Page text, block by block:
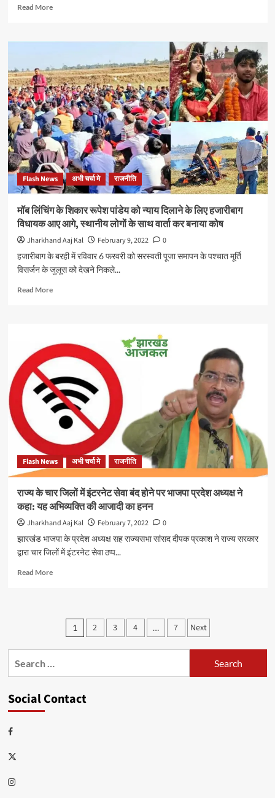
दलित
नहीं
Read MoreRead
राज्य
अंचल
कार्यालयों
में
व्याप्त
भ्रष्टाचार
पर
भाजपा
प्रदेश
अध्यक्ष
बोले:
जिस
प्रदेश
अंचल,
ब्लॉक
और
की
बोली
कल्पना
भी
Flash News अभी चर्चा मे राजनीति
मॉब लिंचिंग के शिकार रूपेश पांडेय को न्याय दिलाने के लिए हजारीबाग
विधायक आए आगे, स्थानीय लोगों के साथ वार्ता कर बनाया कोष
Jharkhand Aaj Kal February 9, 2022
0
हजारीबाग के बरही में रविवार 6 फरवरी को सरस्वती पूजा समापन के पश्चात मूर्ति
विसर्जन के जुलूस को देखने निकले...
Read MoreRead
के
शिकार
पांडेय
को
न्याय
दिलाने
लिए
विधायक
आगे,
स्थानीय
लोगों
के
वार्ता
कर
Flash News अभी चर्चा मे राजनीति
राज्य के चार जिलों में इंटरनेट सेवा बंद होने पर भाजपा प्रदेश अध्यक्ष ने
कहा: यह अभिव्यक्ति की आजादी का हनन
Jharkhand Aaj Kal February 7, 2022
0
झारखंड भाजपा के प्रदेश अध्यक्ष सह राज्यसभा सांसद दीपक प्रकाश ने राज्य सरकार
द्वारा चार जिलों में इंटरनेट सेवा ठप्प...
Read MoreRead
में
इंटरनेट
सेवा
होने
Posts
pagination
1 2 3 4 … 7 Next
Social Contact
Facebook
Twitter
Instagram